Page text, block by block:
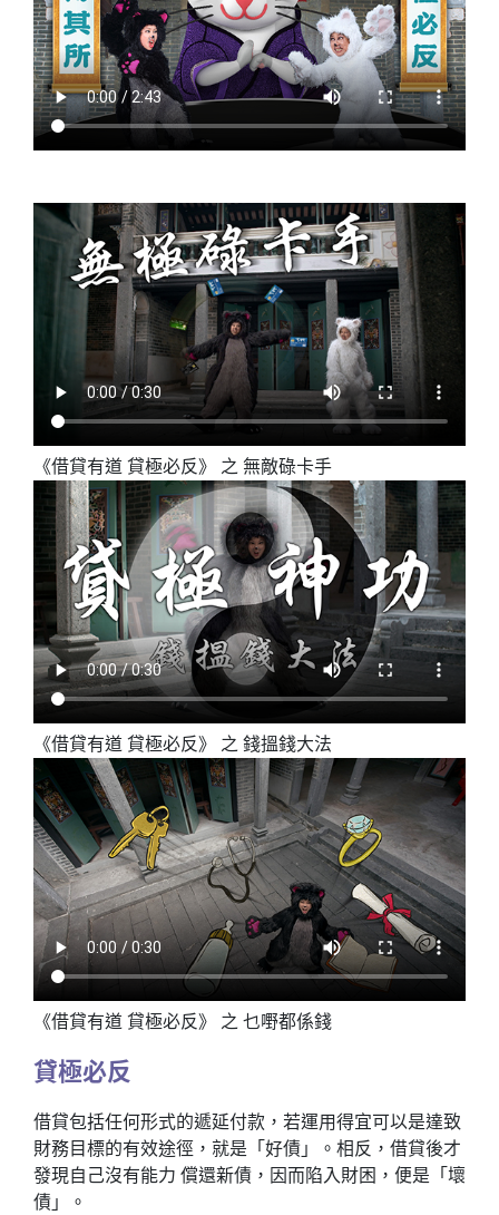
《借貸有道 貸極必反》 之 無敵碌卡手
《借貸有道 貸極必反》 之 錢搵錢大法
《借貸有道 貸極必反》 之 乜嘢都係錢
貸極必反
借貸包括任何形式的遞延付款，若運用得宜可以是達致
財務目標的有效途徑，就是「好債」。相反，借貸後才
發現自己沒有能力 償還新債，因而陷入財困，便是「壞
債」。